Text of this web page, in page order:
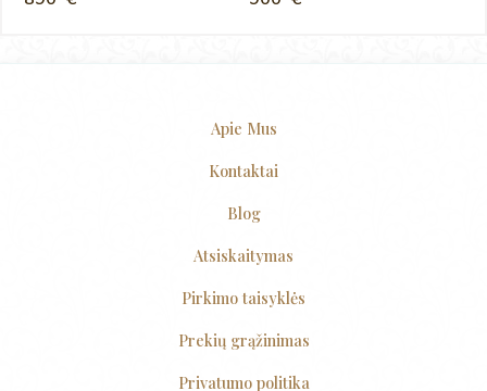
Apie Mus
Kontaktai
Blog
Atsiskaitymas
Pirkimo taisyklės
Prekių grąžinimas
Privatumo politika